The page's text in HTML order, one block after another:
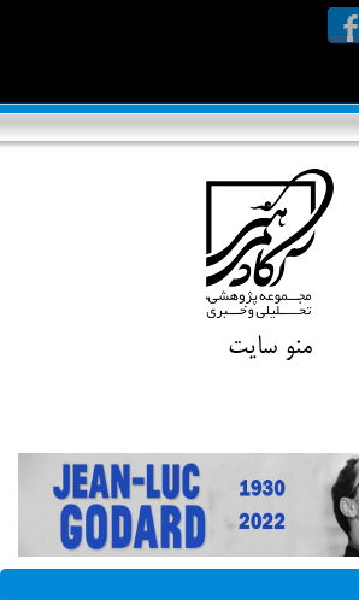
منو سایت